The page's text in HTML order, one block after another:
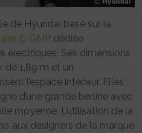
de Hyundai basé sur la
E-GMP dédiée
électriques. Ses dimensions
de 1,89 m et un
l’espace intérieur. Elles
d’une grande berline avec
moyenne. L’utilisation de la
aux designers de la marque